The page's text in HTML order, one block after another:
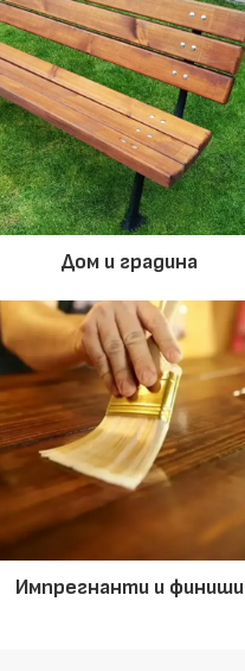
Дом и градина
Импрегнанти и финиши